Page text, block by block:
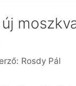
Rosdy Pál